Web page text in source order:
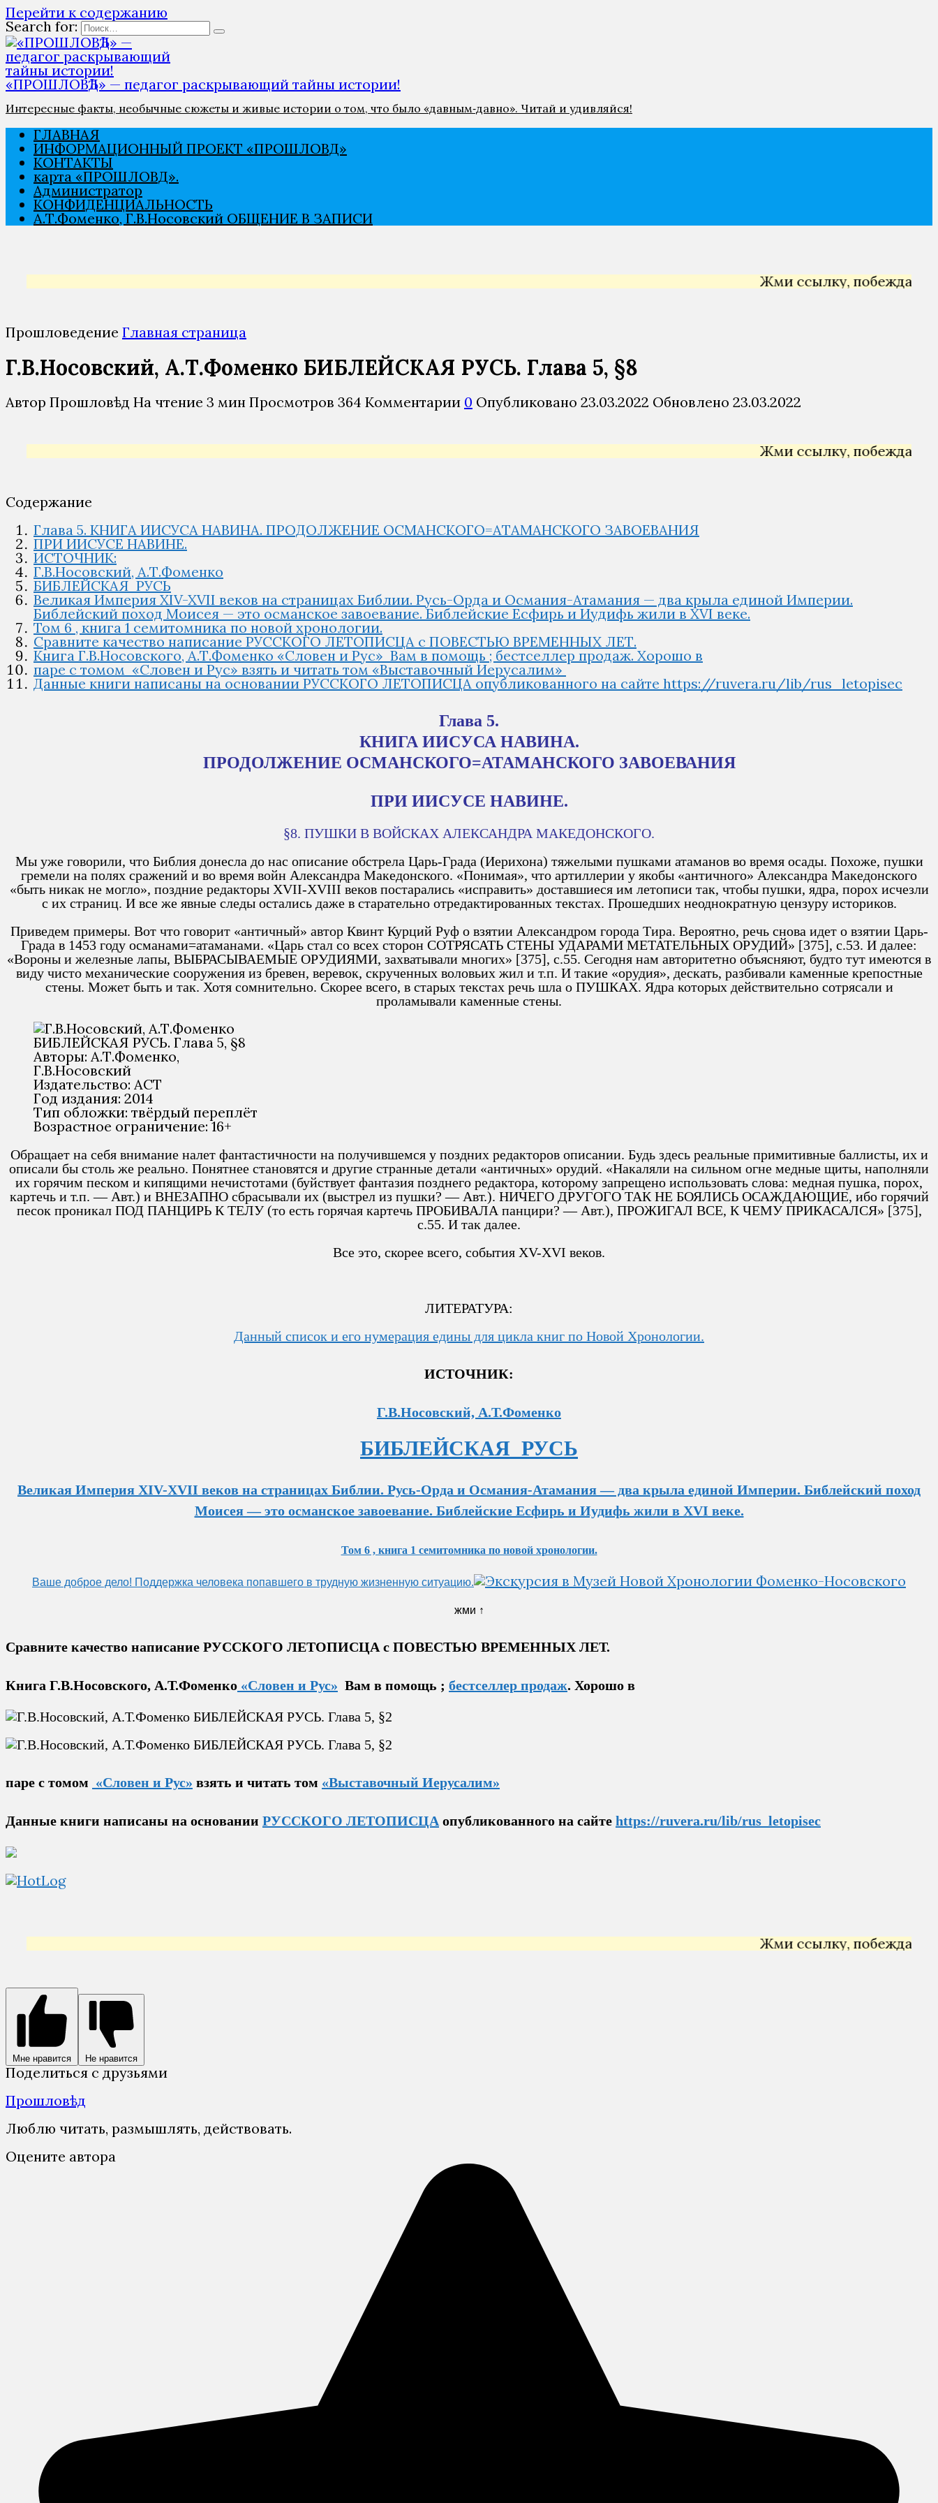
Перейти к содержанию
Search for:
«ПРОШЛОВѢД» — педагог раскрывающий тайны истории!
Интересные факты, необычные сюжеты и живые истории о том, что было «давным‑давно». Читай и удивляйся!
ГЛАВНАЯ
ИНФОРМАЦИОННЫЙ ПРОЕКТ «ПРОШЛОВѢД»
КОНТАКТЫ
карта «ПРОШЛОВѢД».
Администратор
КОНФИДЕНЦИАЛЬНОСТЬ
А.Т.Фоменко, Г.В.Носовский ОБЩЕНИЕ В ЗАПИСИ
Жми ссылку, побеждай →
Прошловедение Главная страница
Г.В.Носовский, А.Т.Фоменко БИБЛЕЙСКАЯ РУСЬ. Глава 5, §8
Автор Прошловѣд На чтение 3 мин Просмотров 364 Комментарии 0 Опубликовано 23.03.2022 Обновлено 23.03.2022
Жми ссылку, побеждай →
Содержание
Глава 5. КНИГА ИИСУСА НАВИНА. ПРОДОЛЖЕНИЕ ОСМАНСКОГО=АТАМАНСКОГО ЗАВОЕВАНИЯ
ПРИ ИИСУСЕ НАВИНЕ.
ИСТОЧНИК:
Г.В.Носовский, А.Т.Фоменко
БИБЛЕЙСКАЯ РУСЬ
Великая Империя XIV-XVII веков на страницах Библии. Русь-Орда и Османия-Атамания — два крыла единой Империи.
Библейский поход Моисея — это османское завоевание. Библейские Есфирь и Иудифь жили в XVI веке.
Том 6 , книга 1 семитомника по новой хронологии.
Сравните качество написание РУССКОГО ЛЕТОПИСЦА с ПОВЕСТЬЮ ВРЕМЕННЫХ ЛЕТ.
Книга Г.В.Носовского, А.Т.Фоменко «Словен и Рус» Вам в помощь ; бестселлер продаж. Хорошо в
паре с томом «Словен и Рус» взять и читать том «Выставочный Иерусалим»
Данные книги написаны на основании РУССКОГО ЛЕТОПИСЦА опубликованного на сайте https://ruvera.ru/lib/rus_letopisec
Глава 5.
КНИГА ИИСУСА НАВИНА.
ПРОДОЛЖЕНИЕ ОСМАНСКОГО=АТАМАНСКОГО ЗАВОЕВАНИЯ
ПРИ ИИСУСЕ НАВИНЕ.
§8. ПУШКИ В ВОЙСКАХ АЛЕКСАНДРА МАКЕДОНСКОГО.
Мы уже говорили, что Библия донесла до нас описание обстрела Царь-Града (Иерихона) тяжелыми пушками атаманов во время осады. Похоже, пушки
гремели на полях сражений и во время войн Александра Македонского. «Понимая», что артиллерии у якобы «античного» Александра Македонского
«быть никак не могло», поздние редакторы XVII-XVIII веков постарались «исправить» доставшиеся им летописи так, чтобы пушки, ядра, порох исчезли
с их страниц. И все же явные следы остались даже в старательно отредактированных текстах. Прошедших неоднократную цензуру историков.
Приведем примеры. Вот что говорит «античный» автор Квинт Курций Руф о взятии Александром города Тира. Вероятно, речь снова идет о взятии Царь-
Града в 1453 году османами=атаманами. «Царь стал со всех сторон СОТРЯСАТЬ СТЕНЫ УДАРАМИ МЕТАТЕЛЬНЫХ ОРУДИЙ» [375], с.53. И далее:
«Вороны и железные лапы, ВЫБРАСЫВАЕМЫЕ ОРУДИЯМИ, захватывали многих» [375], с.55. Сегодня нам авторитетно объясняют, будто тут имеются в
виду чисто механические сооружения из бревен, веревок, скрученных воловьих жил и т.п. И такие «орудия», дескать, разбивали каменные крепостные
стены. Может быть и так. Хотя сомнительно. Скорее всего, в старых текстах речь шла о ПУШКАХ. Ядра которых действительно сотрясали и
проламывали каменные стены.
Авторы: А.Т.Фоменко,
Г.В.Носовский
Издательство: АСТ
Год издания: 2014
Тип обложки: твёрдый переплёт
Возрастное ограничение: 16+
Обращает на себя внимание налет фантастичности на получившемся у поздних редакторов описании. Будь здесь реальные примитивные баллисты, их и
описали бы столь же реально. Понятнее становятся и другие странные детали «античных» орудий. «Накаляли на сильном огне медные щиты, наполняли
их горячим песком и кипящими нечистотами (буйствует фантазия позднего редактора, которому запрещено использовать слова: медная пушка, порох,
картечь и т.п. — Авт.) и ВНЕЗАПНО сбрасывали их (выстрел из пушки? — Авт.). НИЧЕГО ДРУГОГО ТАК НЕ БОЯЛИСЬ ОСАЖДАЮЩИЕ, ибо горячий
песок проникал ПОД ПАНЦИРЬ К ТЕЛУ (то есть горячая картечь ПРОБИВАЛА панцири? — Авт.), ПРОЖИГАЛ ВСЕ, К ЧЕМУ ПРИКАСАЛСЯ» [375],
с.55. И так далее.
Все это, скорее всего, события XV-XVI веков.
ЛИТЕРАТУРА:
Данный список и его нумерация едины для цикла книг по Новой Хронологии.
ИСТОЧНИК:
Г.В.Носовский, А.Т.Фоменко
БИБЛЕЙСКАЯ РУСЬ
Великая Империя XIV-XVII веков на страницах Библии. Русь-Орда и Османия-Атамания — два крыла единой Империи. Библейский поход
Моисея — это османское завоевание. Библейские Есфирь и Иудифь жили в XVI веке.
Том 6 , книга 1 семитомника по новой хронологии.
Ваше доброе дело! Поддержка человека попавшего в трудную жизненную ситуацию.
жми ↑
Сравните качество написание РУССКОГО ЛЕТОПИСЦА с ПОВЕСТЬЮ ВРЕМЕННЫХ ЛЕТ.
Книга Г.В.Носовского, А.Т.Фоменко «Словен и Рус» Вам в помощь ; бестселлер продаж. Хорошо в
паре с томом «Словен и Рус» взять и читать том «Выставочный Иерусалим»
Данные книги написаны на основании РУССКОГО ЛЕТОПИСЦА опубликованного на сайте https://ruvera.ru/lib/rus_letopisec
Жми ссылку, побеждай →
Мне нравится Не нравится
Поделиться с друзьями
Прошловѣд
Люблю читать, размышлять, действовать.
Оцените автора